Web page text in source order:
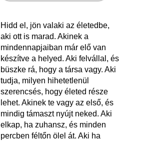
Hidd el, jön valaki az életedbe,
aki ott is marad. Akinek a
mindennapjaiban már elő van
készítve a helyed. Aki felvállal, és
büszke rá, hogy a társa vagy. Aki
tudja, milyen hihetetlenül
szerencsés, hogy életed része
lehet. Akinek te vagy az első, és
mindig támaszt nyújt neked. Aki
elkap, ha zuhansz, és minden
percben féltőn ölel át. Aki ha